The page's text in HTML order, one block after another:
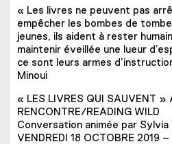
« Les livres ne peuvent pas
empêcher les bombes de
jeunes, ils aident à rester
maintenir éveillée une lueur
ce sont leurs armes
Minoui
« LES LIVRES QUI SAUVENT »
RENCONTRE/READING WILD
Conversation animée par Sylvia
VENDREDI 18 OCTOBRE 2019 –